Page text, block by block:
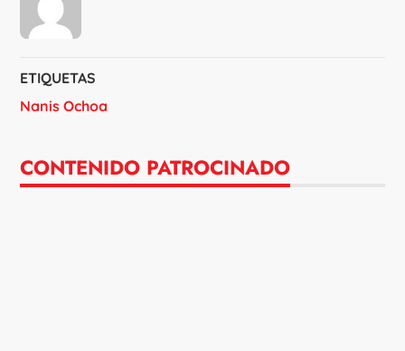
ETIQUETAS
Nanis Ochoa
CONTENIDO PATROCINADO